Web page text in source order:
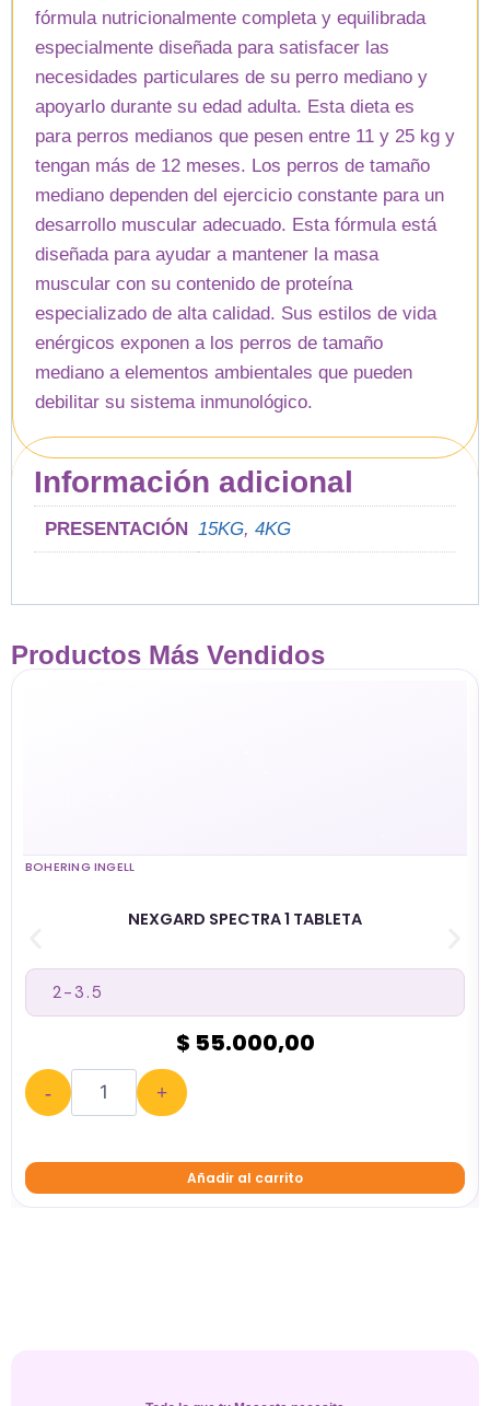
fórmula nutricionalmente completa y equilibrada
especialmente diseñada para satisfacer las
necesidades particulares de su perro mediano y
apoyarlo durante su edad adulta. Esta dieta es
para perros medianos que pesen entre 11 y 25 kg y
tengan más de 12 meses. Los perros de tamaño
mediano dependen del ejercicio constante para un
desarrollo muscular adecuado. Esta fórmula está
diseñada para ayudar a mantener la masa
muscular con su contenido de proteína
especializado de alta calidad. Sus estilos de vida
enérgicos exponen a los perros de tamaño
mediano a elementos ambientales que pueden
debilitar su sistema inmunológico.
Información adicional
PRESENTACIÓN 15KG, 4KG
Productos Más Vendidos
BOHERING INGELL
NEXGARD SPECTRA 1 TABLETA
$ 55.000,00
- +
Añadir al carrito